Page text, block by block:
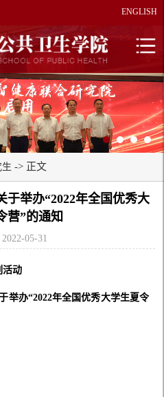
ENGLISH
-> 正文
于举办“2022年全国优秀大
营”的通知
05-31
活动
举办“2022年全国优秀大学生夏令